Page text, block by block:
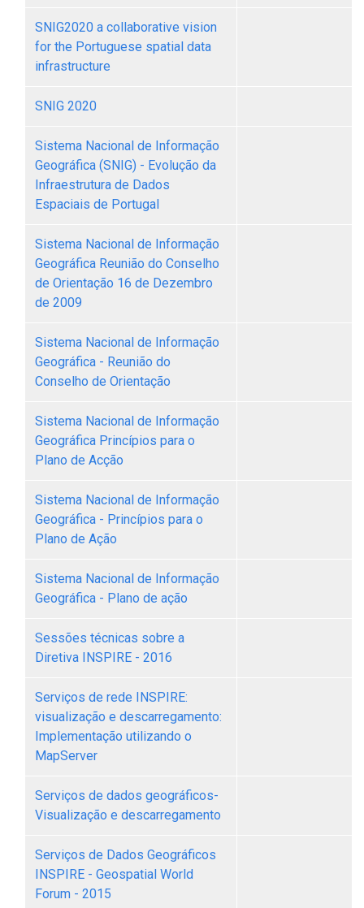
SNIG2020 a collaborative vision
for the Portuguese spatial data
infrastructure
SNIG 2020
Sistema Nacional de Informação
Geográfica (SNIG) - Evolução da
Infraestrutura de Dados
Espaciais de Portugal
Sistema Nacional de Informação
Geográfica Reunião do Conselho
de Orientação 16 de Dezembro
de 2009
Sistema Nacional de Informação
Geográfica - Reunião do
Conselho de Orientação
Sistema Nacional de Informação
Geográfica Princípios para o
Plano de Acção
Sistema Nacional de Informação
Geográfica - Princípios para o
Plano de Ação
Sistema Nacional de Informação
Geográfica - Plano de ação
Sessões técnicas sobre a
Diretiva INSPIRE - 2016
Serviços de rede INSPIRE:
visualização e descarregamento:
Implementação utilizando o
MapServer
Serviços de dados geográficos-
Visualização e descarregamento
Serviços de Dados Geográficos
INSPIRE - Geospatial World
Forum - 2015